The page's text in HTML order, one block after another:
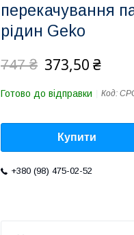
перекачування
рідин Geko
747 ₴ 373,50 ₴
Готово до відправки Код:
Купити
+380 (98) 475-02-52